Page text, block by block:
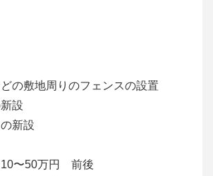
どの敷地周りのフェンスの設置
設
新設
〜50万円 前後